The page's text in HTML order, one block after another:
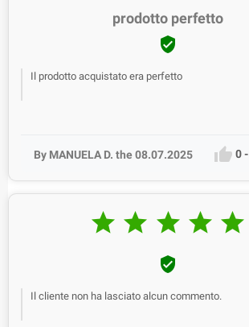
prodotto perfetto

Il prodotto acquistato era perfetto
By MANUELA D. the 08.07.2025  0-
    

Il cliente non ha lasciato alcun commento.